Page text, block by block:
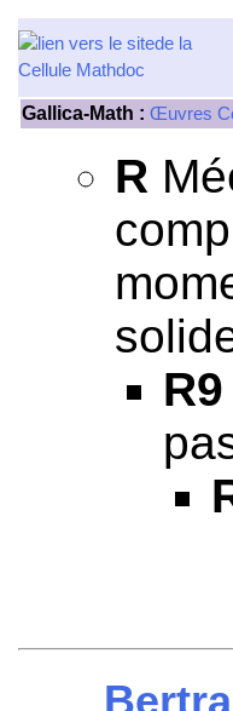
Gallica-Math : Œuvres
R
R9